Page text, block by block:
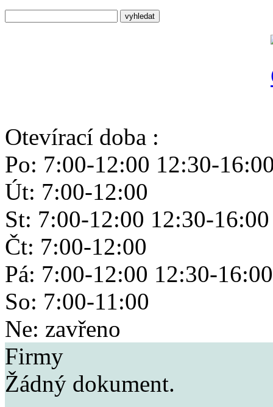
Otevírací doba :
Po: 7:00-12:00 12:30-
Út: 7:00-12:00
St: 7:00-12:00 12:30-16:00
Čt: 7:00-12:00
Pá: 7:00-12:00 12:30-16:00
So: 7:00-11:00
Ne: zavřeno
Firmy
Žádný dokument.